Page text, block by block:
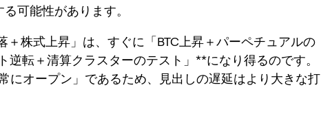
可能性があります。
株式上昇」 は、すぐに 「BTC上昇＋パーペチュアルの
逆転＋清算クラスターのテスト」**になり得るのです。
にオープン」であるため、見出しの遅延はより大きな打